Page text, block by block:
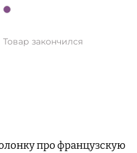
Товар закончился
про французскую